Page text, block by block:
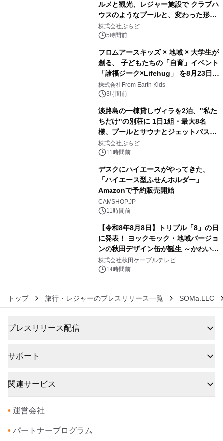
ルメと観光、レジャー施設で クラブハ
ウスのようなプールと、変わった形の
サウナも 「THE BOXY AWAJI」のお
得な素泊まり連泊プランで
株式会社ぷらど
5時間前
フロムアースキッズ × 地域 × 大学生が
創る、 子どもたちの「自育」イベント
「諸福ジーク×Lifehug」 を8月23日
(日)開催
株式会社From Earth Kids
3時間前
淡路島の一棟貸しヴィラを2泊、"私た
ちだけ"の別荘に 1日1組・最大8名
様、プールとサウナとジェットバス付
きで Villa Mon Temps AWAJIの連泊
素泊りプラン
株式会社ぷらど
11時間前
デスクにハイエースがやってきた。
「ハイエース型ふせんホルダー」
Amazonで予約販売開始
CAMSHOP.JP
11時間前
【令和8年8月8日】トリプル「8」の日
に発表！ ヨックモック・地域バージョ
ンの秋田デザイン缶が誕生 ～かわいい
秋田犬の子犬と秋田の四季と名所を巡
るパッケージ～ 9月1日(火)秋田県内で
株式会社秋田ケーブルテレビ
14時間前
トップ 旅行・レジャーのプレスリリース一覧 SOMa.LLC
プレスリリース配信
サポート
関連サービス
• 運営会社
• パートナープログラム